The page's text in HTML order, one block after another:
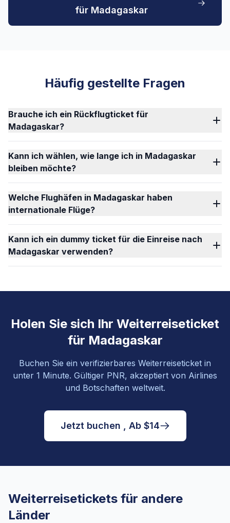
für Madagaskar
Häufig gestellte Fragen
Brauche ich ein Rückflugticket für
Madagaskar?
Kann ich wählen, wie lange ich in Madagaskar
bleiben möchte?
Welche Flughäfen in Madagaskar haben
internationale Flüge?
Kann ich ein dummy ticket für die Einreise nach
Madagaskar verwenden?
Holen Sie sich Ihr Weiterreiseticket
für Madagaskar
Buchen Sie ein verifizierbares Weiterreiseticket in
unter 1 Minute. Gültiger PNR, akzeptiert von Airlines
und Botschaften weltweit.
Jetzt buchen , Ab $14
Weiterreisetickets für andere
Länder